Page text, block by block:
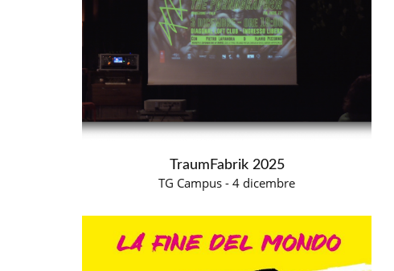
TraumFabrik 2025
TG Campus - 4 dicembre